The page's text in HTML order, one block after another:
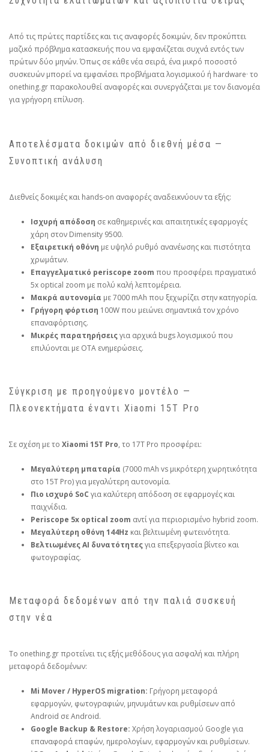
Από τις πρώτες παρτίδες και τις αναφορές δοκιμών, δεν προκύπτει
μαζικό πρόβλημα κατασκευής που να εμφανίζεται συχνά εντός των
πρώτων δύο μηνών. Όπως σε κάθε νέα σειρά, ένα μικρό ποσοστό
συσκευών μπορεί να εμφανίσει προβλήματα λογισμικού ή hardware· το
onething.gr παρακολουθεί αναφορές και συνεργάζεται με τον διανομέα
για γρήγορη επίλυση.
Αποτελέσματα δοκιμών από διεθνή μέσα —
Συνοπτική ανάλυση
Διεθνείς δοκιμές και hands‑on αναφορές αναδεικνύουν τα εξής:
Ισχυρή απόδοση σε καθημερινές και απαιτητικές εφαρμογές
χάρη στον Dimensity 9500.
Εξαιρετική οθόνη με υψηλό ρυθμό ανανέωσης και πιστότητα
χρωμάτων.
Επαγγελματικό periscope zoom που προσφέρει πραγματικό
5x optical zoom με πολύ καλή λεπτομέρεια.
Μακρά αυτονομία με 7000 mAh που ξεχωρίζει στην κατηγορία.
Γρήγορη φόρτιση 100W που μειώνει σημαντικά τον χρόνο
επαναφόρτισης.
Μικρές παρατηρήσειςγια αρχικά bugs λογισμικού που
επιλύονται με OTA ενημερώσεις.
Σύγκριση με προηγούμενο μοντέλο —
Πλεονεκτήματα έναντι Xiaomi 15T Pro
Σε σχέση με το Xiaomi 15T Pro, το 17T Pro προσφέρει:
Μεγαλύτερη μπαταρία (7000 mAh vs μικρότερη χωρητικότητα
στο 15T Pro) για μεγαλύτερη αυτονομία.
Πιο ισχυρό SoC για καλύτερη απόδοση σε εφαρμογές και
παιχνίδια.
Periscope 5x optical zoom αντί για περιορισμένο hybrid zoom.
Μεγαλύτερη οθόνη 144Hz και βελτιωμένη φωτεινότητα.
Βελτιωμένες AI δυνατότητεςγια επεξεργασία βίντεο και
φωτογραφίας.
Μεταφορά δεδομένων από την παλιά συσκευή
στην νέα
Το onething.gr προτείνει τις εξής μεθόδους για ασφαλή και πλήρη
μεταφορά δεδομένων:
Mi Mover / HyperOS migration: Γρήγορη μεταφορά
εφαρμογών, φωτογραφιών, μηνυμάτων και ρυθμίσεων από
Android σε Android.
Google Backup & Restore: Χρήση λογαριασμού Google για
επαναφορά επαφών, ημερολογίων, εφαρμογών και ρυθμίσεων.